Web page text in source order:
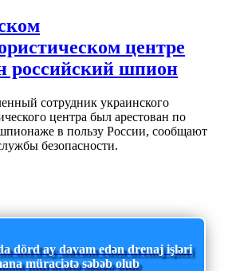
центре
российский шпион
сотрудник украинского
центра был арестован по
в пользу России, сообщают
безопасности.
dörd ay davam edən drenaj işləri
müraciətə səbəb olub